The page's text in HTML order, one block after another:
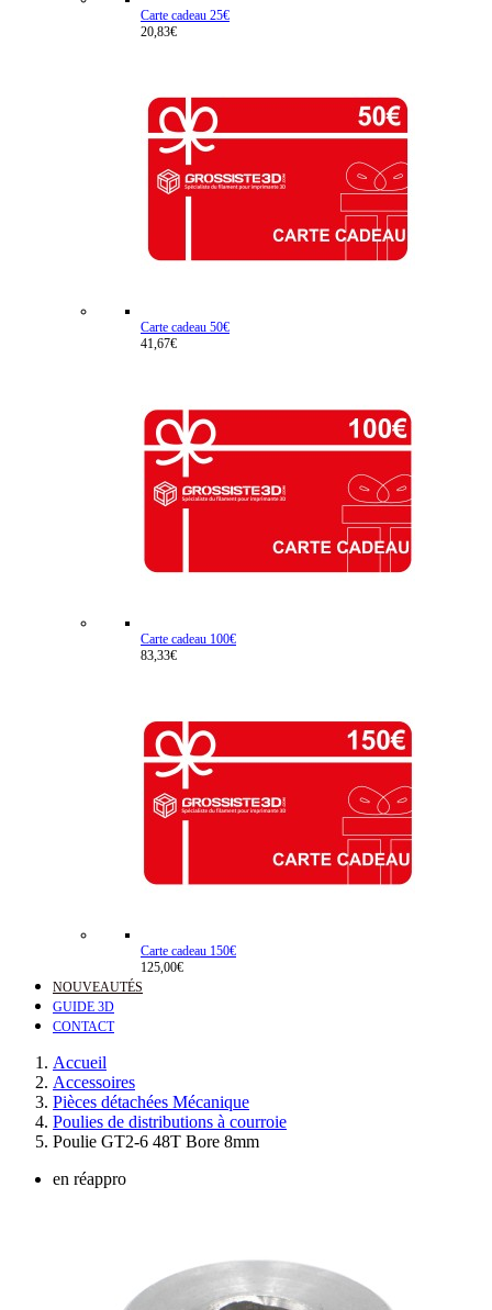
Carte cadeau 25€
20,83€
Carte cadeau 50€
41,67€
Carte cadeau 100€
83,33€
Carte cadeau 150€
125,00€
NOUVEAUTÉS
GUIDE 3D
CONTACT
Accueil
Accessoires
Pièces détachées Mécanique
Poulies de distributions à courroie
Poulie GT2-6 48T Bore 8mm
en réappro